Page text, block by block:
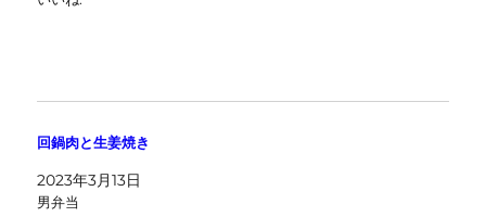
回鍋肉と生姜焼き
2023年3月13日
男弁当